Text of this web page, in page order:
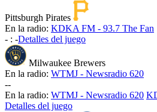
Pittsburgh Pirates
En la radio: KDKA FM - 93.7 The Fan
- : -Detalles del juego
Milwaukee Brewers
En la radio: WTMJ - Newsradio 620
--
En la radio: WTMJ - Newsradio 620
Detalles del juego